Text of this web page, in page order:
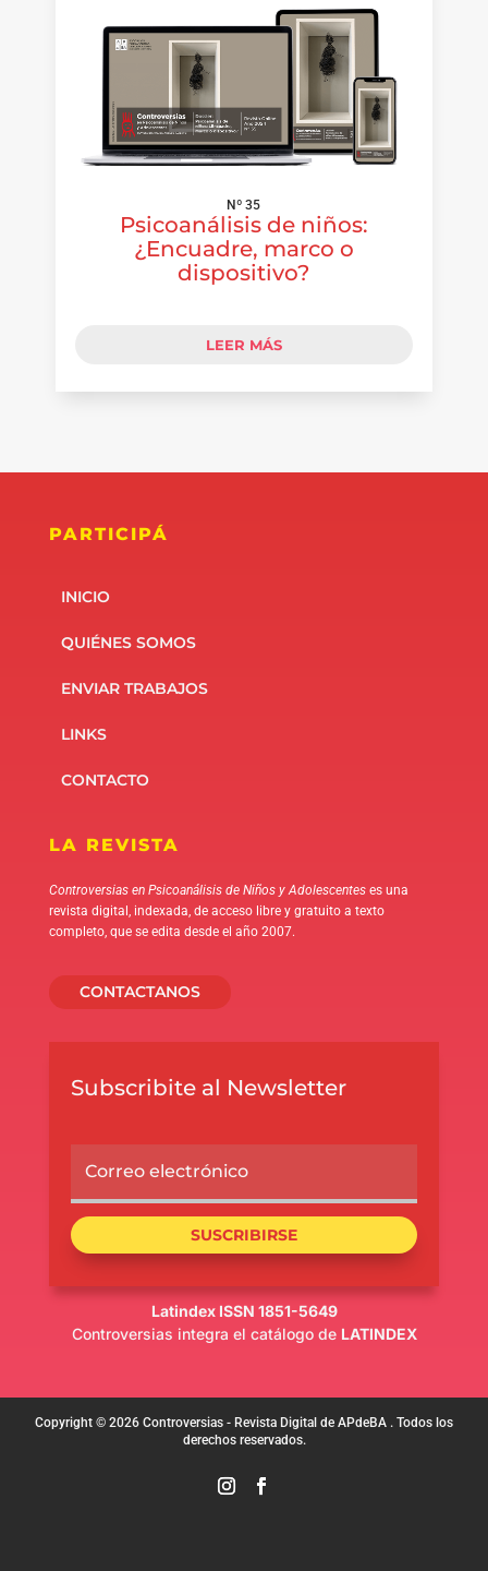
Nº 35
Psicoanálisis de niños:
¿Encuadre, marco o
dispositivo?
LEER MÁS
PARTICIPÁ
INICIO
QUIÉNES SOMOS
ENVIAR TRABAJOS
LINKS
CONTACTO
LA REVISTA
Controversias en Psicoanálisis de Niños y Adolescenteses una
revista digital, indexada, de acceso libre y gratuito a texto
completo, que se edita desde el año 2007.
CONTACTANOS
Subscribite al Newsletter
SUSCRIBIRSE
Latindex ISSN 1851-5649
Controversias integra el catálogo de LATINDEX
Copyright © 2026 Controversias - Revista Digital de APdeBA . Todos los
derechos reservados.